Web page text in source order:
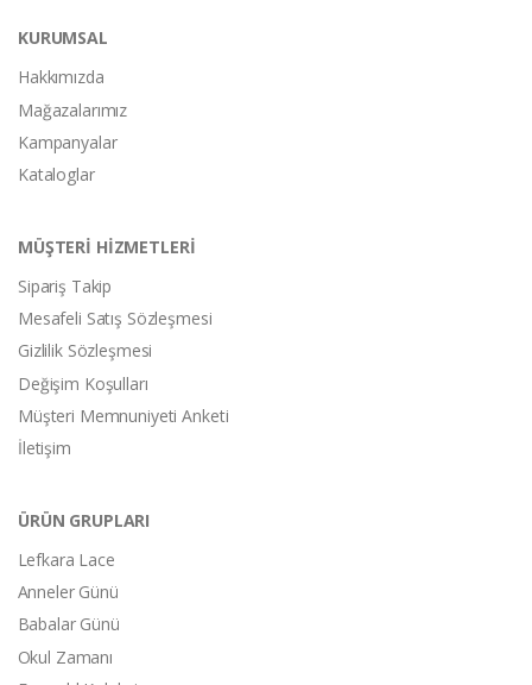
KURUMSAL
Hakkımızda
Mağazalarımız
Kampanyalar
Kataloglar
MÜŞTERİ HİZMETLERİ
Sipariş Takip
Mesafeli Satış Sözleşmesi
Gizlilik Sözleşmesi
Değişim Koşulları
Müşteri Memnuniyeti Anketi
İletişim
ÜRÜN GRUPLARI
Lefkara Lace
Anneler Günü
Babalar Günü
Okul Zamanı